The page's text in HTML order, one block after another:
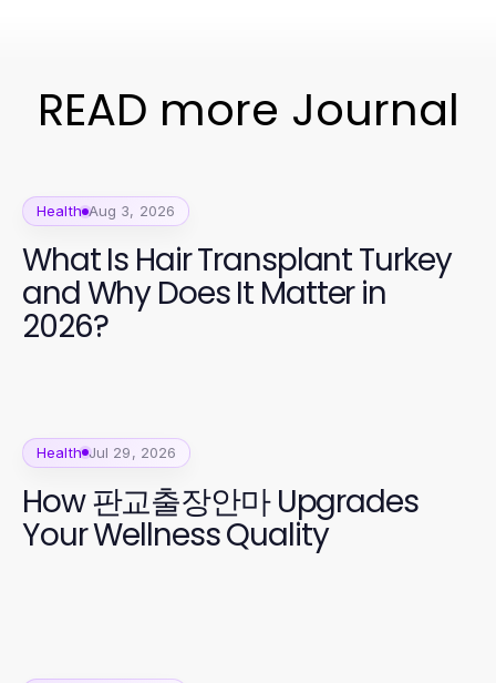
READ more Journal
Health Aug 3, 2026
What Is Hair Transplant Turkey
and Why Does It Matter in
2026?
Health Jul 29, 2026
How 판교출장안마 Upgrades
Your Wellness Quality